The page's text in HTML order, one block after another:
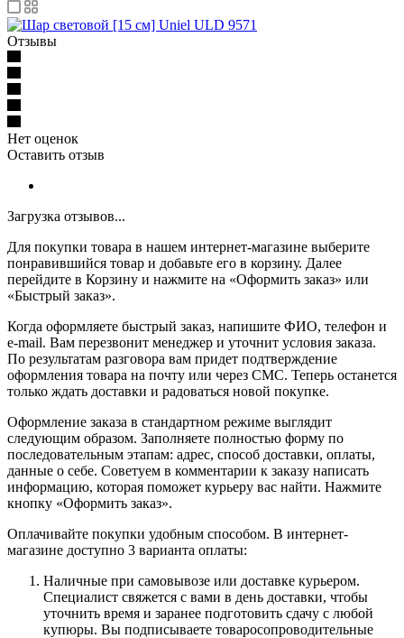
Отзывы
Нет оценок
Оставить отзыв
Загрузка отзывов...
Для покупки товара в нашем интернет-магазине выберите
понравившийся товар и добавьте его в корзину. Далее
перейдите в Корзину и нажмите на «Оформить заказ» или
«Быстрый заказ».
Когда оформляете быстрый заказ, напишите ФИО, телефон и
e-mail. Вам перезвонит менеджер и уточнит условия заказа.
По результатам разговора вам придет подтверждение
оформления товара на почту или через СМС. Теперь останется
только ждать доставки и радоваться новой покупке.
Оформление заказа в стандартном режиме выглядит
следующим образом. Заполняете полностью форму по
последовательным этапам: адрес, способ доставки, оплаты,
данные о себе. Советуем в комментарии к заказу написать
информацию, которая поможет курьеру вас найти. Нажмите
кнопку «Оформить заказ».
Оплачивайте покупки удобным способом. В интернет-
магазине доступно 3 варианта оплаты:
Наличные при самовывозе или доставке курьером.
Специалист свяжется с вами в день доставки, чтобы
уточнить время и заранее подготовить сдачу с любой
купюры. Вы подписываете товаросопроводительные